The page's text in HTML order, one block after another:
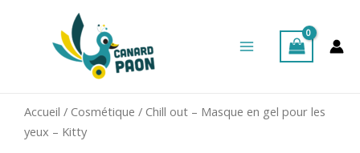
Menu
Accueil / Cosmétique / Chill out – Masque en gel pour les
yeux – Kitty